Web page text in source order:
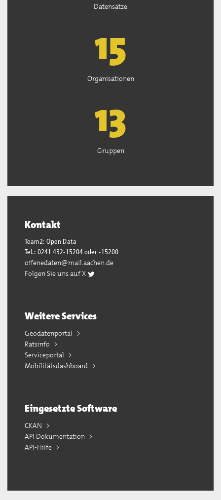
Datensätze
15
Organisationen
13
Gruppen
Kontakt
Team2: Open Data
Tel.: 0241 432-15204 oder -15200
offenedaten@mail.aachen.de
Folgen Sie uns auf X
Weitere Services
Geodatenportal
Ratsinfo
Serviceportal
Mobilitätsdashboard
Eingesetzte Software
CKAN
API Dokumentation
API-Hilfe